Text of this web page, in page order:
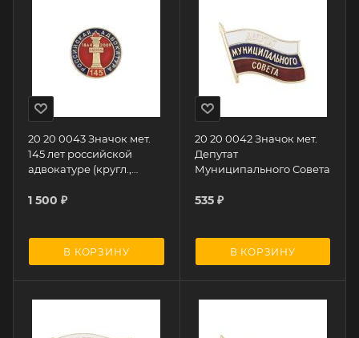
20 20 0043 Значок мет.
145 лет российской
адвокатуре (кругл.,
пимсе)
1 500 ₽
В КОРЗИНУ
20 20 0042 Значок мет.
Депутат
Муниципального Совета
535₽
В КОРЗИНУ